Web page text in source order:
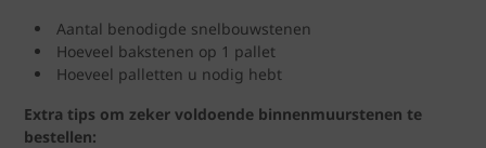
Aantal benodigde snelbouwstenen
Hoeveel bakstenen op 1 pallet
Hoeveel palletten u nodig hebt
Extra tips om zeker voldoende binnenmuurstenen te
bestellen: